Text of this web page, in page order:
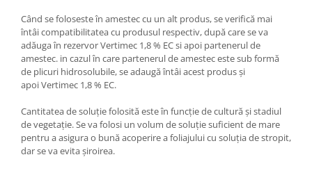
Când se foloseste în amestec cu un alt produs, se verifică mai
întâi compatibilitatea cu produsul respectiv, după care se va
adăuga în rezervor Vertimec 1,8 % EC si apoi partenerul de
amestec. in cazul în care partenerul de amestec este sub formă
de plicuri hidrosolubile, se adaugă întâi acest produs şi
apoi Vertimec 1,8 % EC.
Cantitatea de soluţie folosită este în funcţie de cultură şi stadiul
de vegetaţie. Se va folosi un volum de soluţie suficient de mare
pentru a asigura o bună acoperire a foliajului cu soluţia de stropit,
dar se va evita şiroirea.